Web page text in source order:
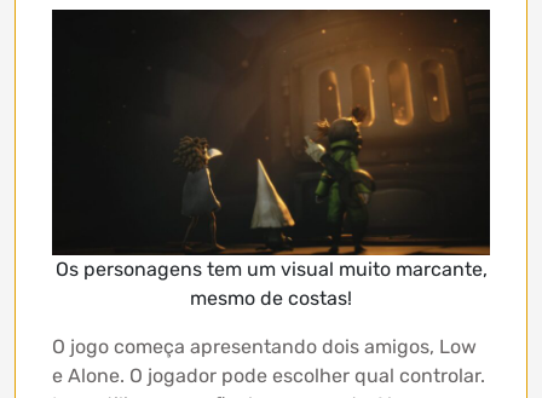
Os personagens tem um visual muito marcante,
mesmo de costas!
O jogo começa apresentando dois amigos, Low
e Alone. O jogador pode escolher qual controlar.